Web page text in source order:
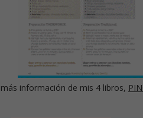
más información de mis 4 libros,